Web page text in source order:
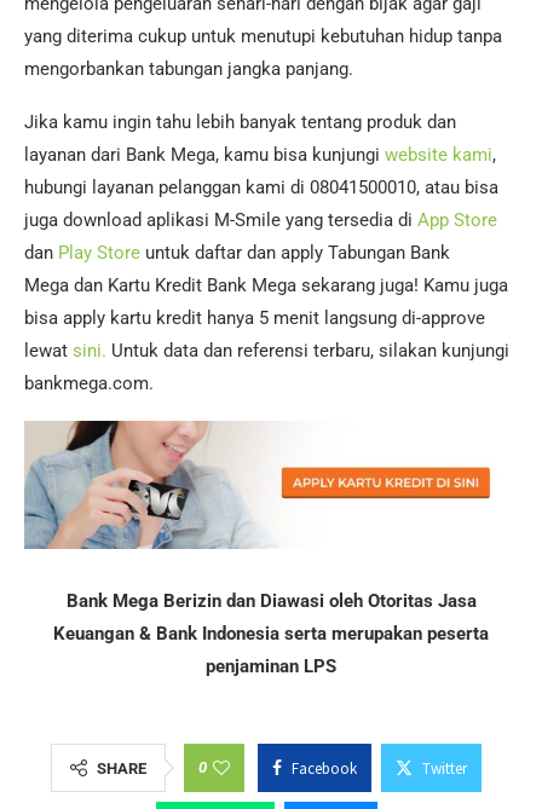
yang diterima cukup untuk menutupi kebutuhan hidup tanpa
mengorbankan tabungan jangka panjang.
Jika kamu ingin tahu lebih banyak tentang produk dan
layanan dari Bank Mega, kamu bisa kunjungi website kami,
hubungi layanan pelanggan kami di 08041500010, atau bisa
juga download aplikasi M-Smile yang tersedia di App Store
dan Play Store untuk daftar dan apply Tabungan Bank
Mega dan Kartu Kredit Bank Mega sekarang juga! Kamu juga
bisa apply kartu kredit hanya 5 menit langsung di-approve
lewat sini. Untuk data dan referensi terbaru, silakan kunjungi
bankmega.com.
Bank Mega Berizin dan Diawasi oleh Otoritas Jasa
Keuangan & Bank Indonesia serta merupakan peserta
penjaminan LPS
SHARE 0 Facebook Twitter